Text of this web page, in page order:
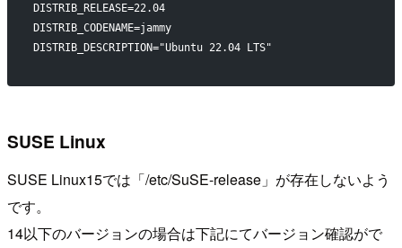
DISTRIB_RELEASE=22.04
DISTRIB_CODENAME=jammy
DISTRIB_DESCRIPTION="Ubuntu 22.04 LTS"
SUSE Linux
SUSE Linux15では「/etc/SuSE-release」が存在しないよう
です。
14以下のバージョンの場合は下記にてバージョン確認がで